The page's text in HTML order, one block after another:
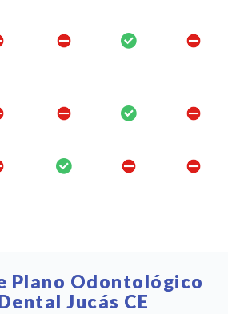
Plano Odontológico
Jucás CE